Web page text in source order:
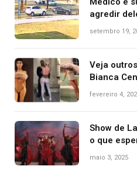
agredir
durante
setembro 19,
Veja
Bianca
West que
fevereiro 4,
Show de
o que
onde
maio 3, 2025